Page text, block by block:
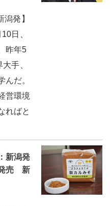
発】
日、
昨年5
手、
んだ。
営環境
ればと
新潟発
発売 新